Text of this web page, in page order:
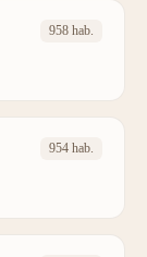
958 hab.
954 hab.